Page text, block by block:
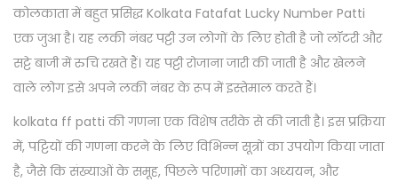
कोलकाता में बहुत प्रसिद्ध Kolkata Fatafat Lucky Number Patti
एक जुआ है। यह लकी नंबर पट्टी उन लोगों के लिए होती है जो लॉटरी और
सट्टे बाजी में रुचि रखते हैं। यह पट्टी रोजाना जारी की जाती है और खेलने
वाले लोग इसे अपने लकी नंबर के रूप में इस्तेमाल करते हैं।
kolkata ff patti की गणना एक विशेष तरीके से की जाती है। इस प्रक्रिया
में, पट्टियों की गणना करने के लिए विभिन्न सूत्रों का उपयोग किया जाता
है, जैसे कि संख्याओं के समूह, पिछले परिणामों का अध्ययन, और